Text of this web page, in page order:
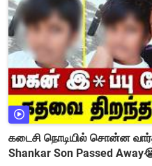
கடைசி நொடியில் சொன்ன
Shankar Son Passed